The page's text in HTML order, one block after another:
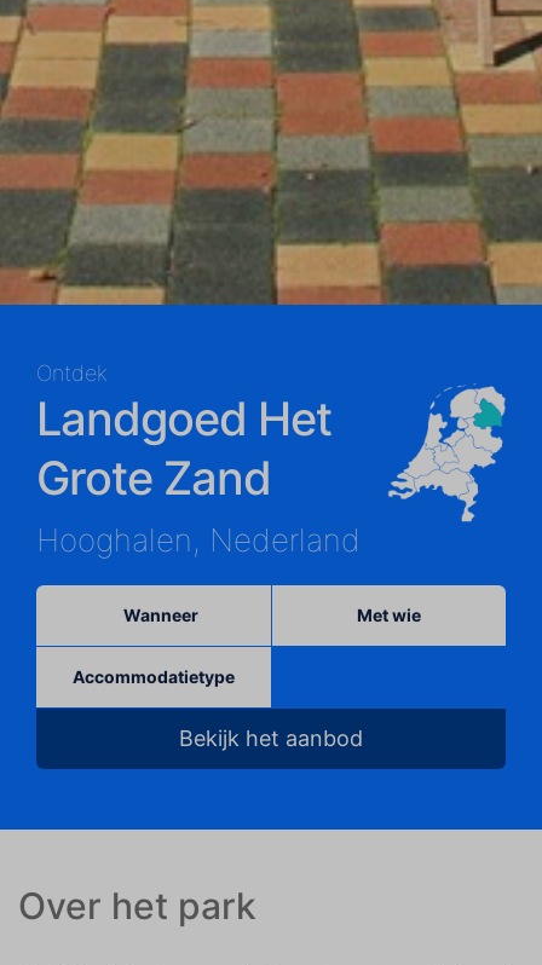
Ontdek
Landgoed Het
Grote Zand
Hooghalen, Nederland
Wanneer Met wie
Accommodatietype
Bekijk het aanbod
Over het park